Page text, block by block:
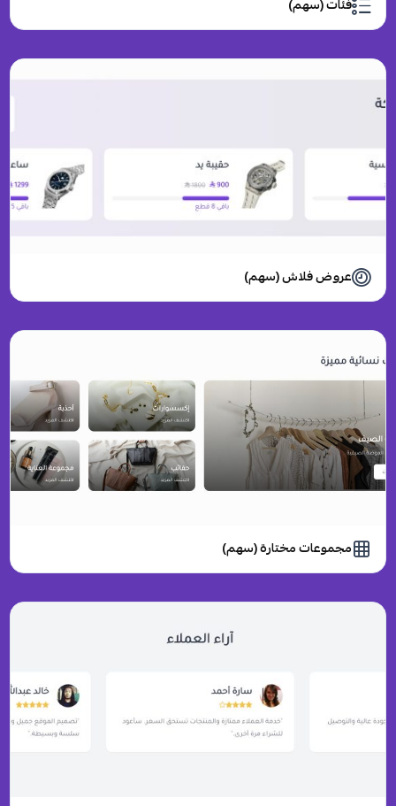
فئات (سهم)
عروض فلاش (سهم)
مجموعات مختارة (سهم)